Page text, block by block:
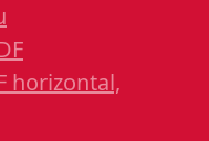
horizontal,